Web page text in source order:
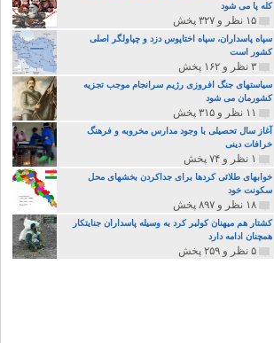
کله پا می شود
۱۵ نظر و ۳۲۷ پخش
سپاه پاسداران، سپاه اختاپوس دزد و چپاولگر اصلی
کشور است
۳ نظر و ۱۶۲ پخش
سیاستهای جنگ افروزی رژیم سرانجام موجب تجزیه
کشورمان می شود
۱۱ نظر و ۳۱۵ پخش
آغاز سال تحصیلی با وجود مدارس مخروبه و فرهنگ
خرافات دینی
۱ نظر و ۷۴ پخش
خوابهای طلائی کردها برای جداکردن بخشهای محل
سکونت خود
۱۸ نظر و ۸۹۷ پخش
کشتار هم میهنان کولبر کرد به وسیله پاسداران جنایتکار
همچنان ادامه دارد
۵ نظر و ۲۵۹ پخش